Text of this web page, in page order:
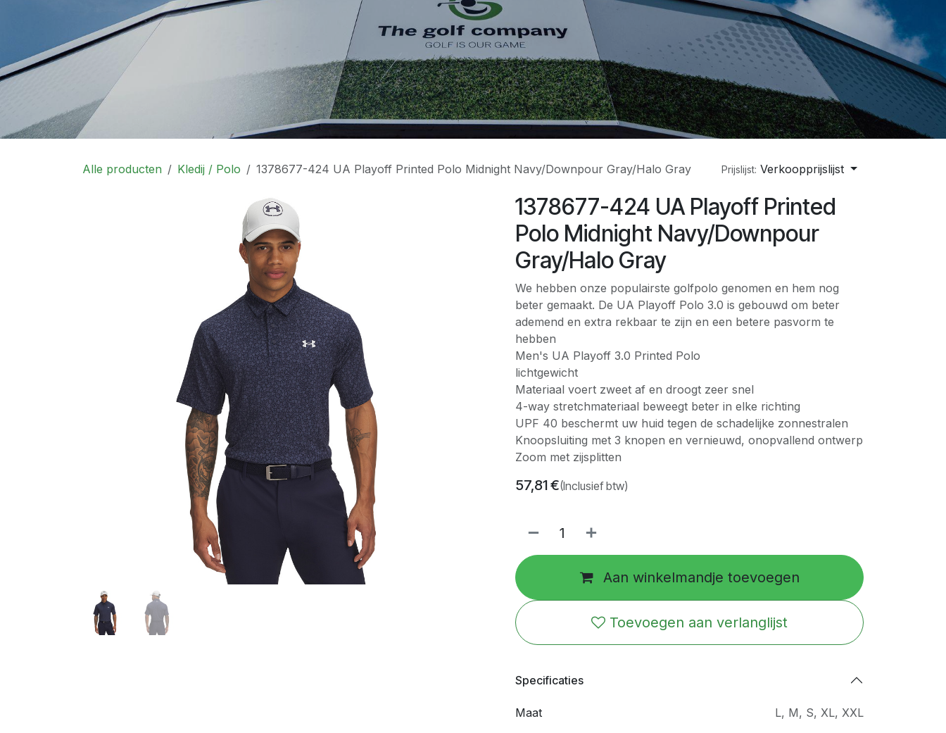
Alle producten Kledij / Polo 1378677-424 UA Playoff Printed Polo Midnight Navy/Downpour Gray/Halo Gray Prijslijst: Verkoopprijslijst
1378677-424 UA Playoff Printed
Polo Midnight Navy/Downpour
Gray/Halo Gray
We hebben onze populairste golfpolo genomen en hem nog
beter gemaakt. De UA Playoff Polo 3.0 is gebouwd om beter
ademend en extra rekbaar te zijn en een betere pasvorm te
hebben
Men's UA Playoff 3.0 Printed Polo
lichtgewicht
Materiaal voert zweet af en droogt zeer snel
4-way stretchmateriaal beweegt beter in elke richting
UPF 40 beschermt uw huid tegen de schadelijke zonnestralen
Knoopsluiting met 3 knopen en vernieuwd, onopvallend ontwerp
Zoom met zijsplitten
57,81€(Inclusief btw)
Aan winkelmandje toevoegen
Toevoegen aan verlanglijst
Specificaties
Maat L, M, S, XL, XXL